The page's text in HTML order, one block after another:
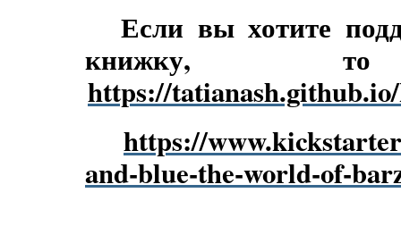
Если вы хотите
книжку,
https://
https://
and-blue-the-world-of-